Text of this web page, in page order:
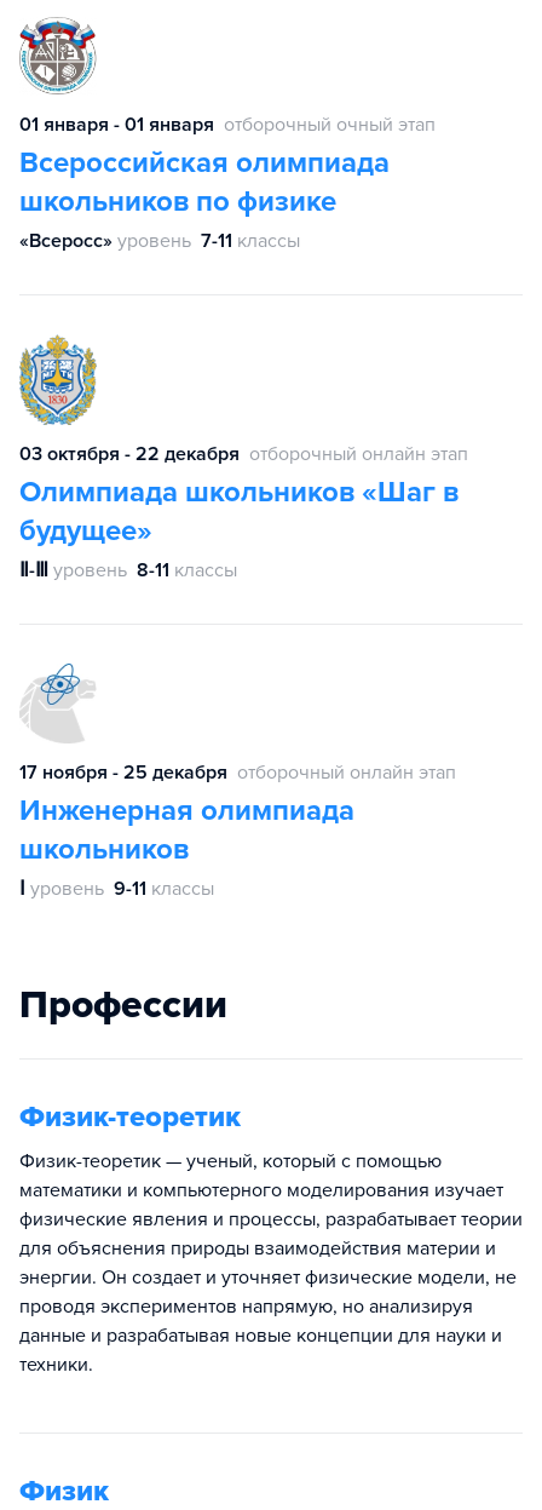
01 января - 01 января отборочный очный этап
Всероссийская олимпиада
школьников по физике
«Всеросс» уровень 7-11 классы
03 октября - 22 декабря отборочный онлайн этап
Олимпиада школьников «Шаг в
будущее»
Ⅱ-Ⅲ уровень 8-11 классы
17 ноября - 25 декабря отборочный онлайн этап
Инженерная олимпиада
школьников
Ⅰ уровень 9-11 классы
Профессии
Физик-теоретик
Физик-теоретик — ученый, который с помощью
математики и компьютерного моделирования изучает
физические явления и процессы, разрабатывает теории
для объяснения природы взаимодействия материи и
энергии. Он создает и уточняет физические модели, не
проводя экспериментов напрямую, но анализируя
данные и разрабатывая новые концепции для науки и
техники.
Физик